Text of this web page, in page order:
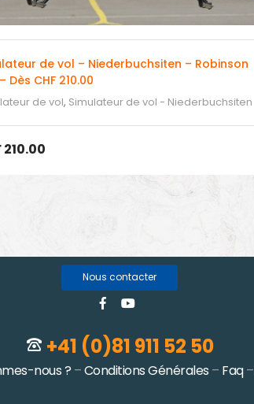
de vol – Niederbuchsiten – Robinson
Dès CHF 210.00
de vol, Simulateur de vol - Niederbuchsiten
210.00
Nous contacter
+41 (0)81 911 52 50
nous ? –Conditions Générales – Faq–